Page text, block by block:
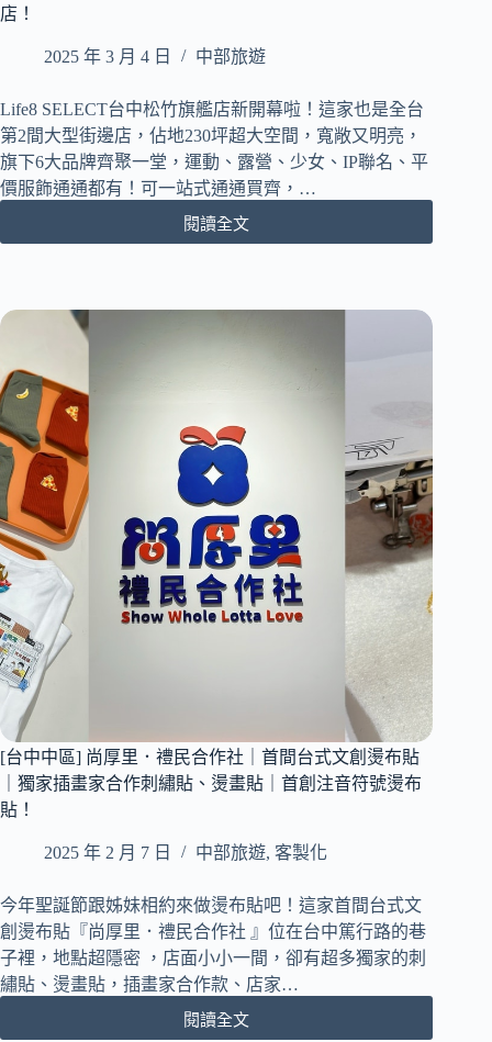
｜
家
outlet
挖
寶
區
｜
秒
款
店！
2025 年 3 月 4 日 中部旅遊
Life8 SELECT台中松竹旗艦店新開幕啦！這家也是全台
第2間大型街邊店，佔地230坪超大空間，寬敞又明亮，
旗下6大品牌齊聚一堂，運動、露營、少女、IP聯名、平
價服飾通通都有！可一站式通通買齊，…
閱讀全文
[台
Life8
松
竹
旗
艦
店
新
開
幕
｜
牌
齊
堂
佔
地
230
坪
｜
全
台
[台中中區] 尚厚里．禮民合作社｜首間台式文創燙布貼
｜獨家插畫家合作刺繡貼、燙畫貼｜首創注音符號燙布
貼！
2025 年 2 月 7 日 中部旅遊, 客製化
今年聖誕節跟姊妹相約來做燙布貼吧！這家首間台式文
創燙布貼『尚厚里．禮民合作社 』位在台中篤行路的巷
子裡，地點超隱密 ，店面小小一間，卻有超多獨家的刺
繡貼、燙畫貼，插畫家合作款、店家…
閱讀全文
[台